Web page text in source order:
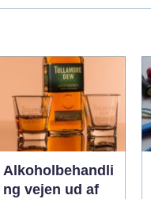
Alkoholbehandli
ng vejen ud af